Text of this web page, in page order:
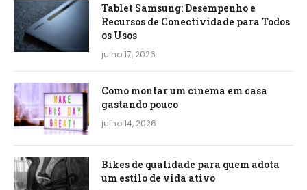
Tablet Samsung: Desempenho e
Recursos de Conectividade para Todos
os Usos
julho 17, 2026
Como montar um cinema em casa
gastando pouco
julho 14, 2026
Bikes de qualidade para quem adota
um estilo de vida ativo